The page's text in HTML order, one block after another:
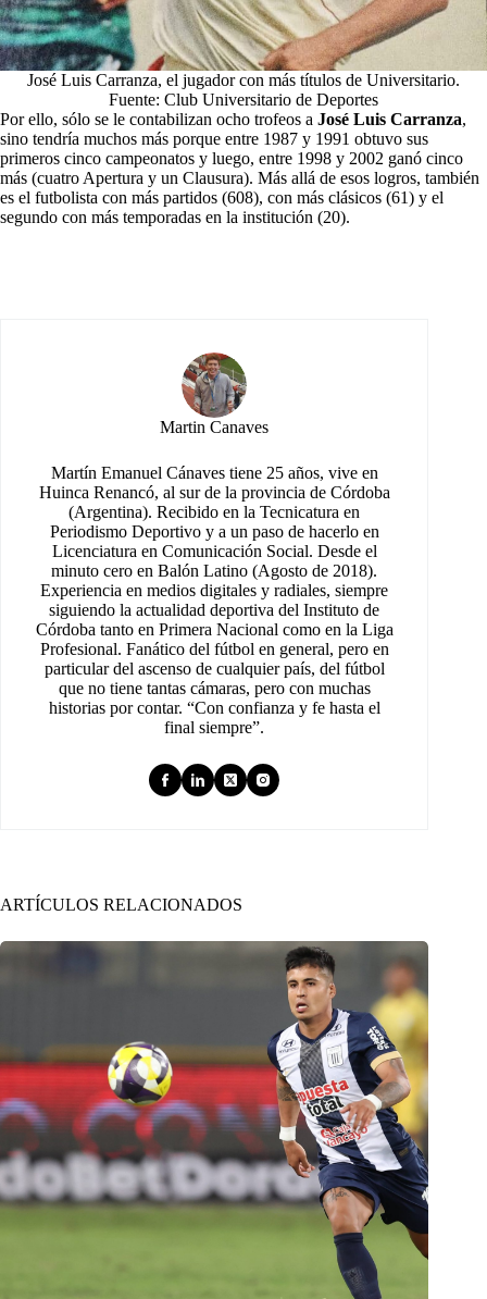
José Luis Carranza, el jugador con más títulos de Universitario.
Fuente: Club Universitario de Deportes
Por ello, sólo se le contabilizan ocho trofeos a José Luis Carranza,
sino tendría muchos más porque entre 1987 y 1991 obtuvo sus
primeros cinco campeonatos y luego, entre 1998 y 2002 ganó cinco
más (cuatro Apertura y un Clausura). Más allá de esos logros, también
es el futbolista con más partidos (608), con más clásicos (61) y el
segundo con más temporadas en la institución (20).
Martin Canaves
Martín Emanuel Cánaves tiene 25 años, vive en
Huinca Renancó, al sur de la provincia de Córdoba
(Argentina). Recibido en la Tecnicatura en
Periodismo Deportivo y a un paso de hacerlo en
Licenciatura en Comunicación Social. Desde el
minuto cero en Balón Latino (Agosto de 2018).
Experiencia en medios digitales y radiales, siempre
siguiendo la actualidad deportiva del Instituto de
Córdoba tanto en Primera Nacional como en la Liga
Profesional. Fanático del fútbol en general, pero en
particular del ascenso de cualquier país, del fútbol
que no tiene tantas cámaras, pero con muchas
historias por contar. “Con confianza y fe hasta el
final siempre”.
ARTÍCULOS RELACIONADOS